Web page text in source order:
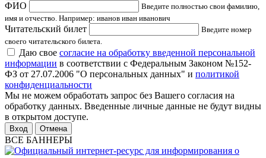
ФИО
Введите полностью свои фамилию,
имя и отчество. Например: иванов иван иванович
Читательский билет
Введите номер
своего читательского билета.
Даю свое согласие на обработку введенной персональной
информации в соответствии с Федеральным Законом №152-
ФЗ от 27.07.2006 "О персональных данных" и политикой
конфиденциальности
Мы не можем обработать запрос без Вашего согласия на
обработку данных. Введенные личные данные не будут видны
в открытом доступе.
Отмена
ВСЕ БАННЕРЫ